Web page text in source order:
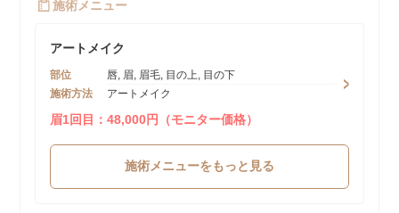
施術メニュー
アートメイク
部位
唇, 眉, 眉毛, 目の上, 目の下
施術方法
アートメイク
眉1回目：48,000円（モニター価格）
施術メニューをもっと見る